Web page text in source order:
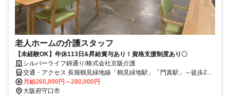
老人ホームの介護スタッフ
【未経験OK】年休113日&昇給賞与あり！資格支援制度あり〇
シルバーライフ錦通り/株式会社京阪介護
交通・アクセス 長堀鶴見緑地線「鶴見緑地駅」「門真駅」～徒歩20
分＊車通勤OK（駐車場あり）
月給260,000円～280,000円
大阪府守口市